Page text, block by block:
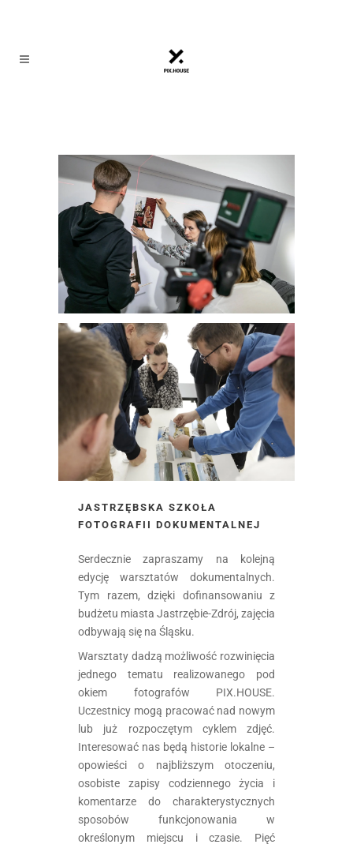
JASTRZĘBSKA SZKOŁA
FOTOGRAFII DOKUMENTALNEJ
Serdecznie zapraszamy na kolejną
edycję warsztatów dokumentalnych.
Tym razem, dzięki dofinansowaniu z
budżetu miasta Jastrzębie-Zdrój, zajęcia
odbywają się na Śląsku.
Warsztaty dadzą możliwość rozwinięcia
jednego tematu realizowanego pod
okiem fotografów PIX.HOUSE.
Uczestnicy mogą pracować nad nowym
lub już rozpoczętym cyklem zdjęć.
Interesować nas będą historie lokalne –
opowieści o najbliższym otoczeniu,
osobiste zapisy codziennego życia i
komentarze do charakterystycznych
sposobów funkcjonowania w
określonym miejscu i czasie. Pięć